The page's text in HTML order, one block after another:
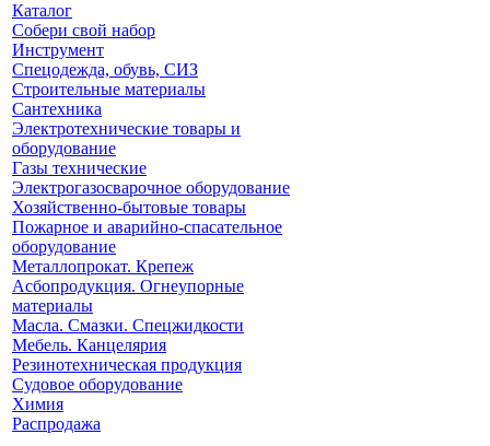
Каталог
Собери свой набор
Инструмент
Спецодежда, обувь, СИЗ
Строительные материалы
Сантехника
Электротехнические товары и
оборудование
Газы технические
Электрогазосварочное оборудование
Хозяйственно-бытовые товары
Пожарное и аварийно-спасательное
оборудование
Металлопрокат. Крепеж
Асбопродукция. Огнеупорные
материалы
Масла. Смазки. Спецжидкости
Мебель. Канцелярия
Резинотехническая продукция
Судовое оборудование
Химия
Распродажа